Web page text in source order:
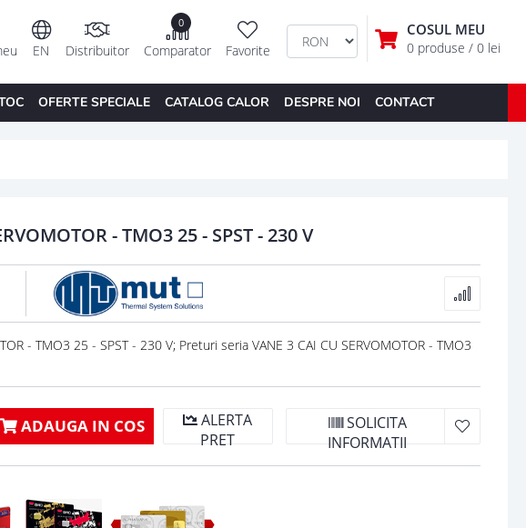
COSUL MEU
0 produse / 0 lei
Favorite
0
Comparator
Distribuitor
EN
OFERTE SPECIALE CATALOG CALOR DESPRE NOI CONTACT
- TMO3 25 - SPST - 230 V
- TMO3 25 - SPST - 230 V; Preturi seria VANE 3 CAI CU SERVOMOTOR - TMO3
ADAUGA IN COS
ALERTA
PRET
SOLICITA
INFORMATII